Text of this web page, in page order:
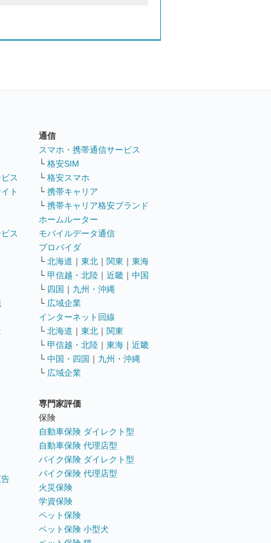
ス
ト
ス
通信
スマホ・携帯通信サービス
└ 格安SIM
└ 格安スマホ
└ 携帯キャリア
└ 携帯キャリア格安ブランド
ホームルーター
モバイルデータ通信
プロバイダ
└ 北海道 ｜ 東北 ｜ 関東 ｜ 東海
└ 甲信越・北陸 ｜ 近畿 ｜ 中国
└ 四国 ｜ 九州・沖縄
└ 広域企業
インターネット回線
└ 北海道 ｜ 東北 ｜ 関東
└ 甲信越・北陸 ｜ 東海 ｜ 近畿
└ 中国・四国 ｜ 九州・沖縄
└ 広域企業
専門家評価
保険
自動車保険 ダイレクト型
自動車保険 代理店型
バイク保険 ダイレクト型
バイク保険 代理店型
火災保険
学資保険
ペット保険
ペット保険 小型犬